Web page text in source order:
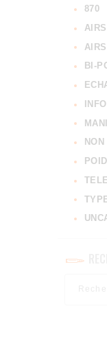
870
BI-
INFO